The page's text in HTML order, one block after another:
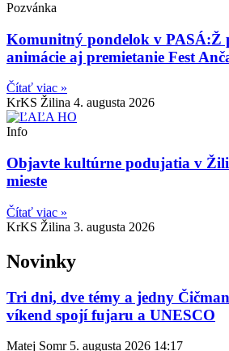
Pozvánka
Komunitný pondelok v PASÁ:Ž
animácie aj premietanie Fest
Čítať viac »
KrKS Žilina 4. augusta 2026
Info
Objavte kultúrne podujatia v
mieste
Čítať viac »
KrKS Žilina 3. augusta 2026
Novinky
Tri dni, dve témy a jedny
víkend spojí fujaru a UNESCO
Matej Somr 5. augusta 2026 14:17